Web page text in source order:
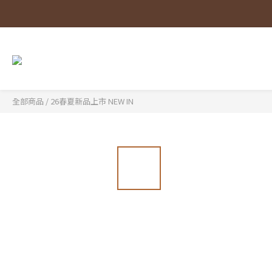
全部商品 / 26春夏新品上市 NEW IN